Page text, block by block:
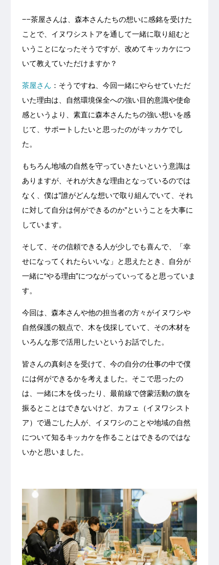
−−茶屋さんは、森本さんたちの想いに感銘を受けた
ことで、イヌワシストアを通して一緒に取り組むと
いうことになったそうですが、改めてキッカケにつ
いて教えていただけますか？
茶屋さん ：そうですね、今回一緒にやらせていただ
いた理由は、自然環境保全への強い目的意識や使命
感というより、素直に森本さんたちの強い想いを感
じて、サポートしたいと思ったのがキッカケでし
た。
もちろん地域の自然を守っていきたいという意識は
ありますが、それが大きな理由となっているのでは
なく、僕は”誰がどんな想いで取り組んでいて、それ
に対して自分は何ができるのか”ということを大事に
しています。
そして、その信頼できる人が少しでも喜んで、「幸
せになってくれたらいいな」と思えたとき、自分が
一緒に“やる理由”につながっていってると思っていま
す。
今回は、森本さんや他の担当者の方々がイヌワシや
自然保護の観点で、木を伐採していて、その木材を
いろんな形で活用したいというお話でした。
皆さんの真剣さを受けて、今の自分の仕事の中で僕
には何ができるかを考えました。そこで思ったの
は、一緒に木を伐ったり、最前線で啓蒙活動の旗を
振るとことはできないけど、カフェ（イヌワシスト
ア）で過ごした人が、イヌワシのことや地域の自然
について知るキッカケを作ることはできるのではな
いかと思いました。